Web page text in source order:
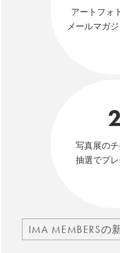
アートフォ
メールマガ
2
写真展の
抽選でプレ
IMA MEMBERSの